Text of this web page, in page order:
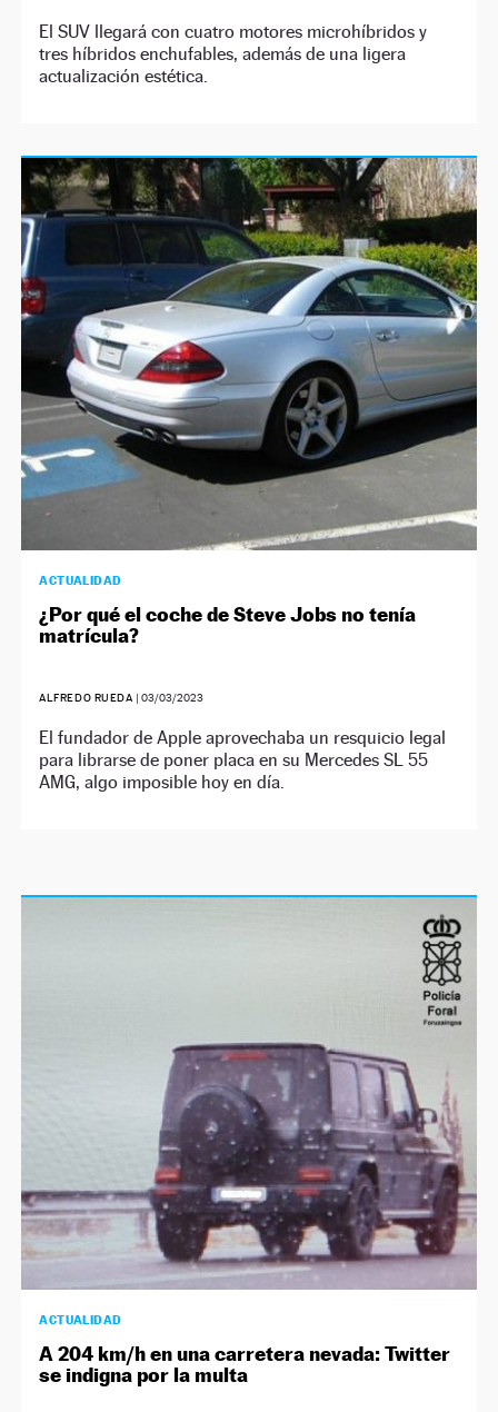
El SUV llegará con cuatro motores microhíbridos y
tres híbridos enchufables, además de una ligera
actualización estética.
ACTUALIDAD
¿Por qué el coche de Steve Jobs no tenía
matrícula?
ALFREDO RUEDA |03/03/2023
El fundador de Apple aprovechaba un resquicio legal
para librarse de poner placa en su Mercedes SL 55
AMG, algo imposible hoy en día.
ACTUALIDAD
A 204 km/h en una carretera nevada: Twitter
se indigna por la multa